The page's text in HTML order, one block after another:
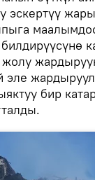
эскертүү
жолу
эле
бир